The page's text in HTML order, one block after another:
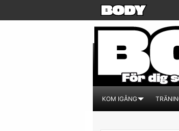
KOM IGÅNG